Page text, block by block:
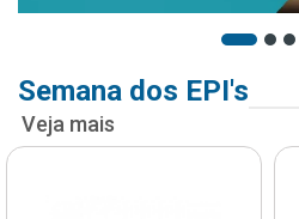
Semana dos EPI's
Veja mais